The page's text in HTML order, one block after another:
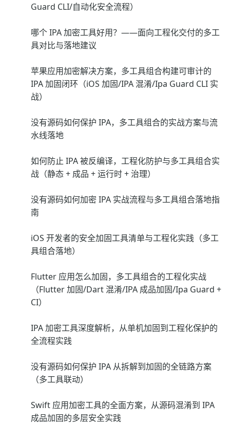
Guard CLI/自动化安全流程）
哪个 IPA 加密工具好用？——面向工程化交付的多工
具对比与落地建议
苹果应用加密解决方案，多工具组合构建可审计的
IPA 加固闭环（iOS 加固/IPA 混淆/Ipa Guard CLI 实
战）
没有源码如何保护 IPA，多工具组合的实战方案与流
水线落地
如何防止 IPA 被反编译，工程化防护与多工具组合实
战（静态 + 成品 + 运行时 + 治理）
没有源码如何加密 IPA 实战流程与多工具组合落地指
南
iOS 开发者的安全加固工具清单与工程化实践（多工
具组合落地）
Flutter 应用怎么加固，多工具组合的工程化实战
（Flutter 加固/Dart 混淆/IPA 成品加固/Ipa Guard +
CI）
IPA 加密工具深度解析，从单机加固到工程化保护的
全流程实践
没有源码如何保护 IPA 从拆解到加固的全链路方案
（多工具联动）
Swift 应用加密工具的全面方案，从源码混淆到 IPA
成品加固的多层安全实践